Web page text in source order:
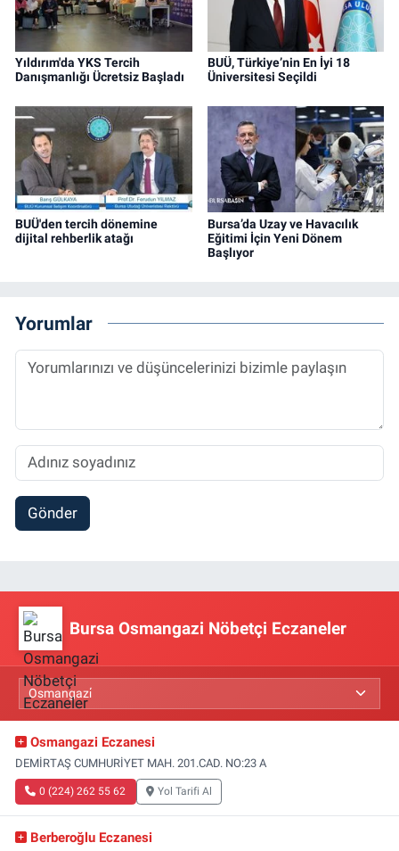
Yıldırım'da YKS Tercih
Danışmanlığı Ücretsiz Başladı
BUÜ, Türkiye’nin En İyi 18
Üniversitesi Seçildi
BUÜ'den tercih dönemine
dijital rehberlik atağı
Bursa’da Uzay ve Havacılık
Eğitimi İçin Yeni Dönem
Başlıyor
Yorumlar
Gönder
Bursa Osmangazi Nöbetçi Eczaneler
Osmangazi Eczanesi
DEMİRTAŞ CUMHURİYET MAH. 201.CAD. NO:23 A
0 (224) 262 55 62 Yol Tarifi Al
Berberoğlu Eczanesi